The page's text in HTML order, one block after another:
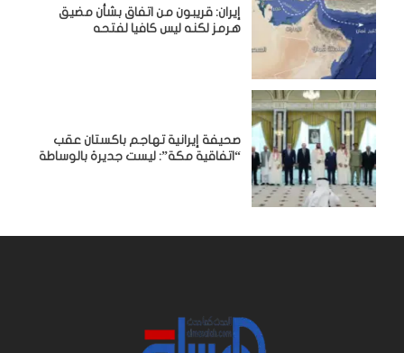
إيران: قريبون من اتفاق بشأن مضيق
هرمز لكنه ليس كافيا لفتحه
صحيفة إيرانية تهاجم باكستان عقب
“اتفاقية مكة”: ليست جديرة بالوساطة